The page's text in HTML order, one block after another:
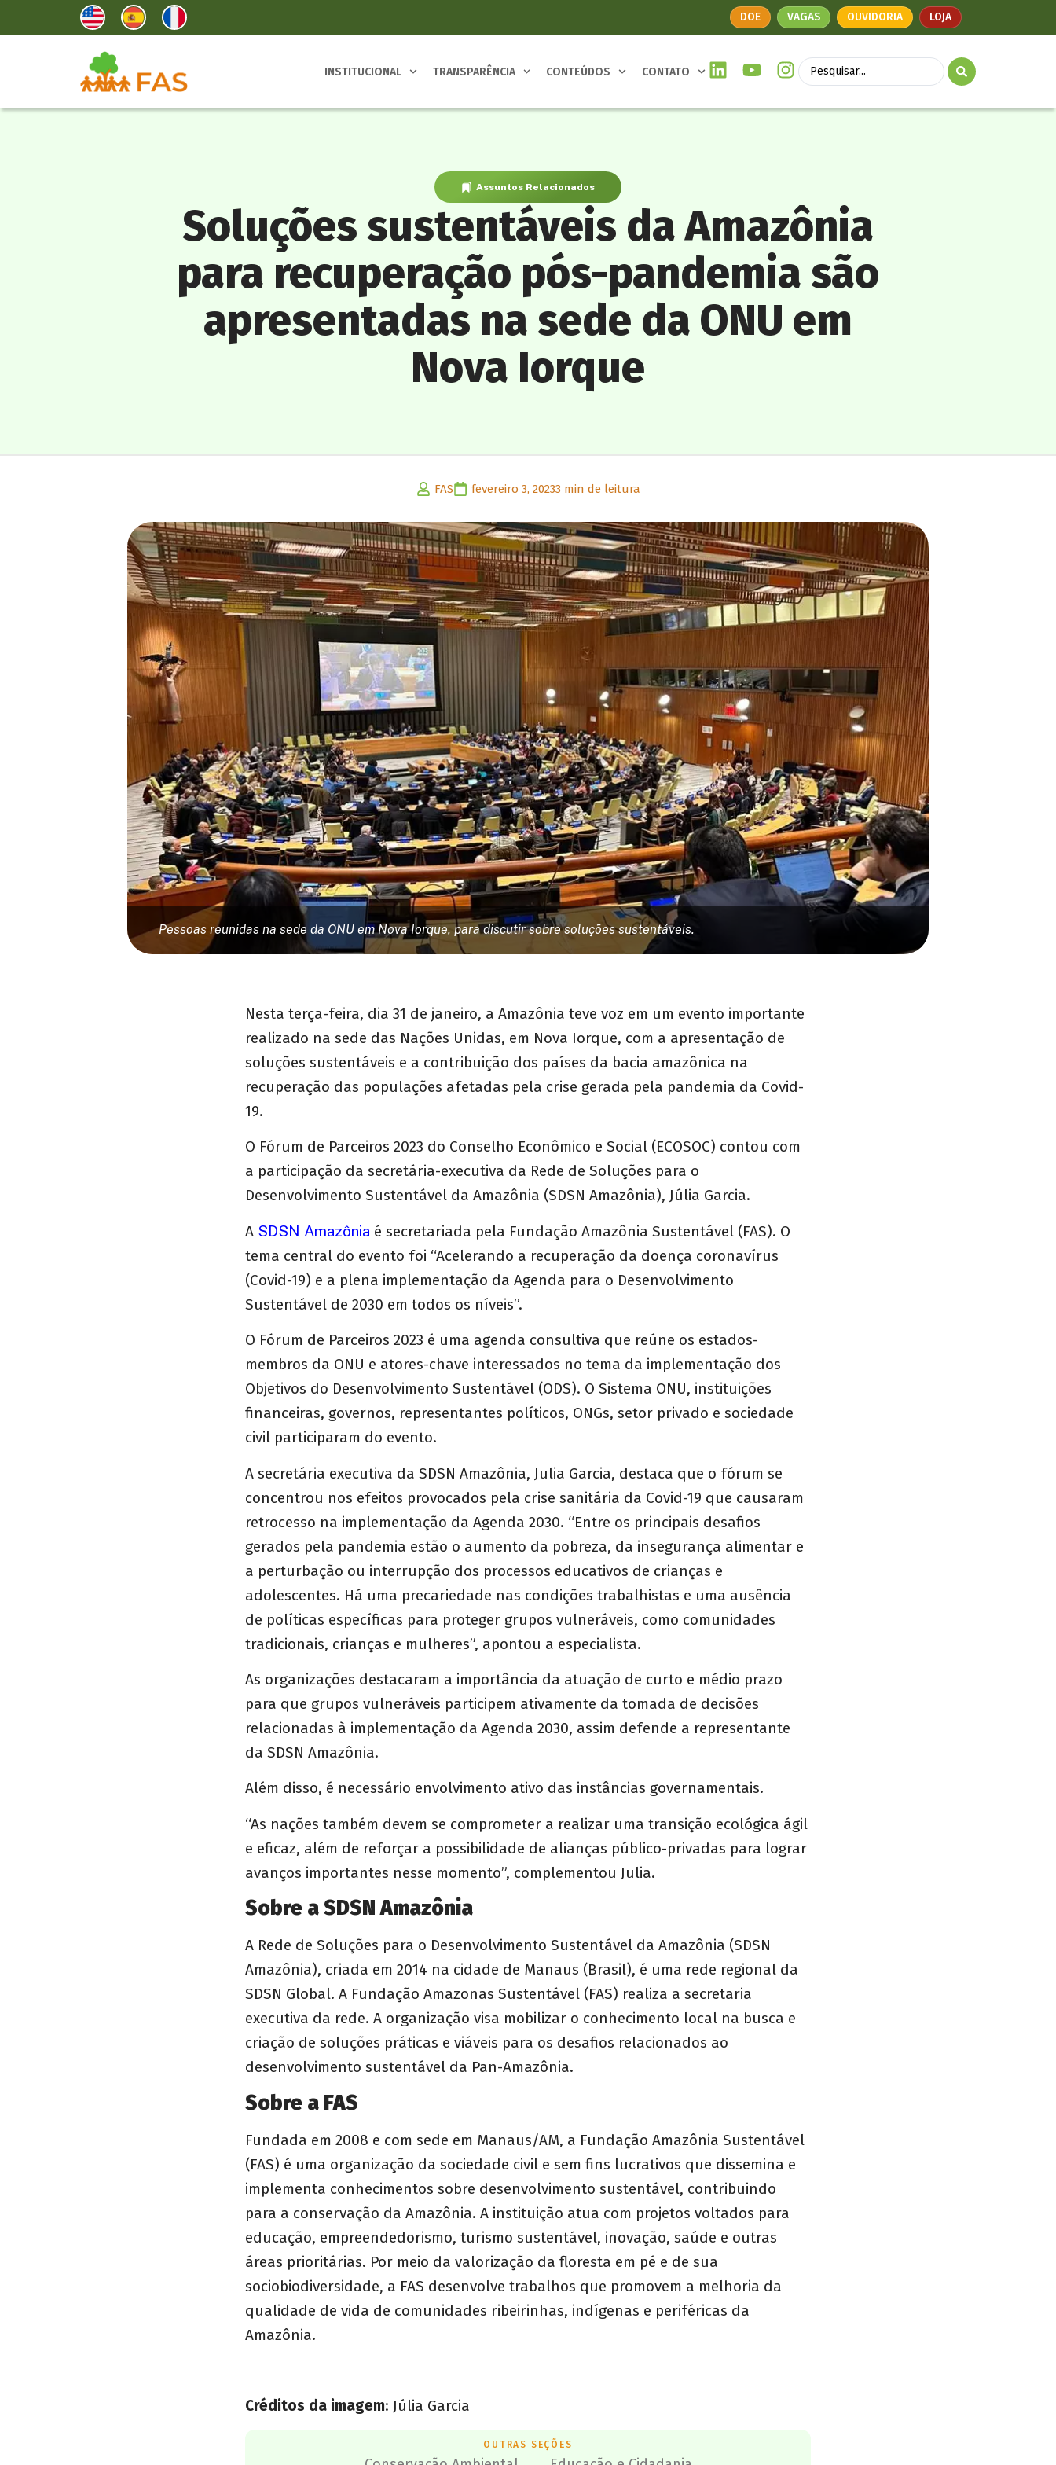
DOE VAGAS OUVIDORIA LOJA
INSTITUCIONAL TRANSPARÊNCIA CONTEÚDOS CONTATO
Assuntos Relacionados
Soluções sustentáveis da Amazônia
para recuperação pós-pandemia são
apresentadas na sede da ONU em
Nova Iorque
FAS fevereiro 3, 20233 min de leitura
Pessoas reunidas na sede da ONU em Nova Iorque, para discutir sobre soluções sustentáveis.
Nesta terça-feira, dia 31 de janeiro, a Amazônia teve voz em um evento importante
realizado na sede das Nações Unidas, em Nova Iorque, com a apresentação de
soluções sustentáveis e a contribuição dos países da bacia amazônica na
recuperação das populações afetadas pela crise gerada pela pandemia da Covid-
19.
O Fórum de Parceiros 2023 do Conselho Econômico e Social (ECOSOC) contou com
a participação da secretária-executiva da Rede de Soluções para o
Desenvolvimento Sustentável da Amazônia (SDSN Amazônia), Júlia Garcia.
A SDSN Amazônia é secretariada pela Fundação Amazônia Sustentável (FAS). O
tema central do evento foi “Acelerando a recuperação da doença coronavírus
(Covid-19) e a plena implementação da Agenda para o Desenvolvimento
Sustentável de 2030 em todos os níveis”.
O Fórum de Parceiros 2023 é uma agenda consultiva que reúne os estados-
membros da ONU e atores-chave interessados no tema da implementação dos
Objetivos do Desenvolvimento Sustentável (ODS). O Sistema ONU, instituições
financeiras, governos, representantes políticos, ONGs, setor privado e sociedade
civil participaram do evento.
A secretária executiva da SDSN Amazônia, Julia Garcia, destaca que o fórum se
concentrou nos efeitos provocados pela crise sanitária da Covid-19 que causaram
retrocesso na implementação da Agenda 2030. “Entre os principais desafios
gerados pela pandemia estão o aumento da pobreza, da insegurança alimentar e
a perturbação ou interrupção dos processos educativos de crianças e
adolescentes. Há uma precariedade nas condições trabalhistas e uma ausência
de políticas específicas para proteger grupos vulneráveis, como comunidades
tradicionais, crianças e mulheres”, apontou a especialista.
As organizações destacaram a importância da atuação de curto e médio prazo
para que grupos vulneráveis participem ativamente da tomada de decisões
relacionadas à implementação da Agenda 2030, assim defende a representante
da SDSN Amazônia.
Além disso, é necessário envolvimento ativo das instâncias governamentais.
“As nações também devem se comprometer a realizar uma transição ecológica ágil
e eficaz, além de reforçar a possibilidade de alianças público-privadas para lograr
avanços importantes nesse momento”, complementou Julia.
Sobre a SDSN Amazônia
A Rede de Soluções para o Desenvolvimento Sustentável da Amazônia (SDSN
Amazônia), criada em 2014 na cidade de Manaus (Brasil), é uma rede regional da
SDSN Global. A Fundação Amazonas Sustentável (FAS) realiza a secretaria
executiva da rede. A organização visa mobilizar o conhecimento local na busca e
criação de soluções práticas e viáveis para os desafios relacionados ao
desenvolvimento sustentável da Pan-Amazônia.
Sobre a FAS
Fundada em 2008 e com sede em Manaus/AM, a Fundação Amazônia Sustentável
(FAS) é uma organização da sociedade civil e sem fins lucrativos que dissemina e
implementa conhecimentos sobre desenvolvimento sustentável, contribuindo
para a conservação da Amazônia. A instituição atua com projetos voltados para
educação, empreendedorismo, turismo sustentável, inovação, saúde e outras
áreas prioritárias. Por meio da valorização da floresta em pé e de sua
sociobiodiversidade, a FAS desenvolve trabalhos que promovem a melhoria da
qualidade de vida de comunidades ribeirinhas, indígenas e periféricas da
Amazônia.
Créditos da imagem: Júlia Garcia
OUTRAS SEÇÕES